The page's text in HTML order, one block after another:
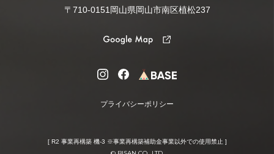
〒710-0151岡山県岡山市南区植松237
プライバシーポリシー
[ R2 事業再構築 機-3 ※事業再構築補助金事業以外での使用禁止 ]